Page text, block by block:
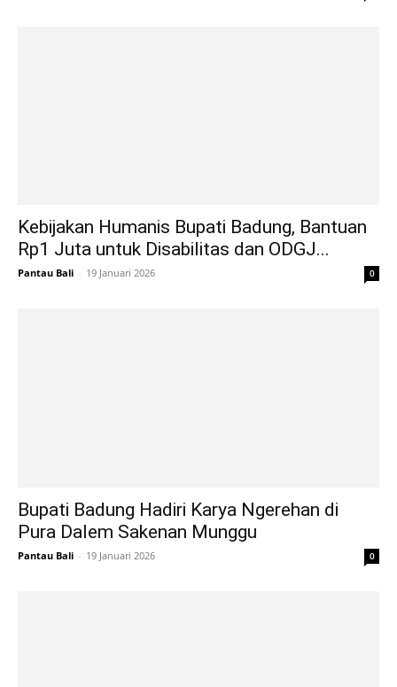
Kebijakan Humanis Bupati Badung, Bantuan
Rp1 Juta untuk Disabilitas dan ODGJ...
Pantau Bali - 19 Januari 2026 0
Bupati Badung Hadiri Karya Ngerehan di
Pura Dalem Sakenan Munggu
Pantau Bali - 19 Januari 2026 0